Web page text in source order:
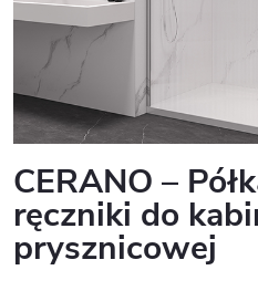
CERANO –
ręczniki do
prysznicowej